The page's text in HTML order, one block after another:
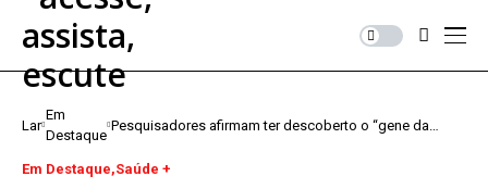
Lar
Em
Destaque
Pesquisadores afirmam ter descoberto o “gene da
Em Destaque Saúde +